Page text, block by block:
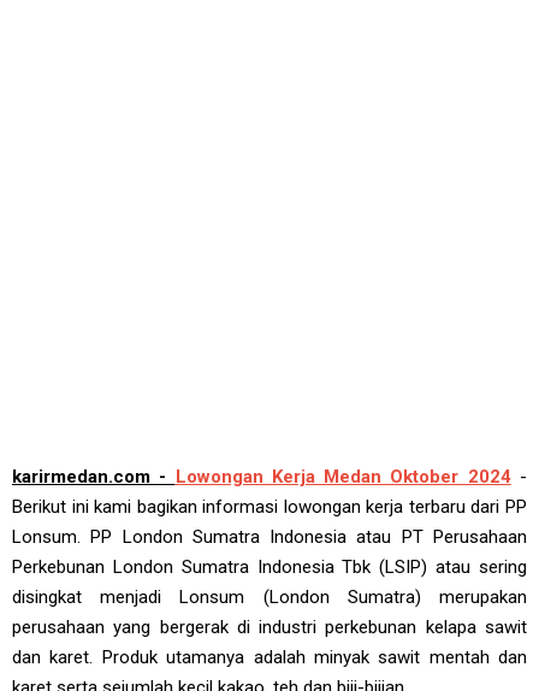
karirmedan.com - Lowongan Kerja Medan Oktober 2024 -
Berikut ini kami bagikan informasi lowongan kerja terbaru dari PP
Lonsum. PP London Sumatra Indonesia atau PT Perusahaan
Perkebunan London Sumatra Indonesia Tbk (LSIP) atau sering
disingkat menjadi Lonsum (London Sumatra) merupakan
perusahaan yang bergerak di industri perkebunan kelapa sawit
dan karet. Produk utamanya adalah minyak sawit mentah dan